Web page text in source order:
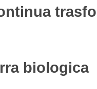
biologica